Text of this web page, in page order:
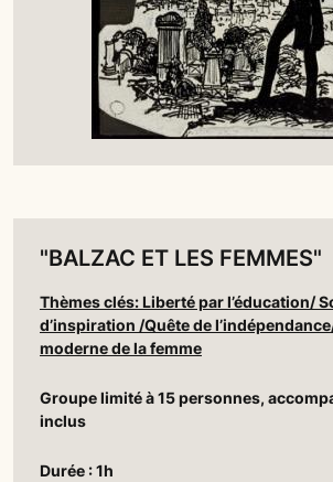
"BALZAC ET LES FEMMES"
Thèmes clés: Liberté par l’éducation/
d’inspiration /Quête de
moderne de la femme
Groupe limité à 15 personnes,
inclus
Durée : 1h